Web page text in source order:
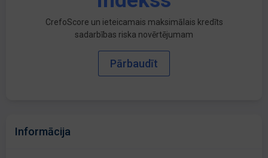
CrefoScore un ieteicamais maksimālais kredīts
sadarbības riska novērtējumam
Pārbaudīt
Informācija